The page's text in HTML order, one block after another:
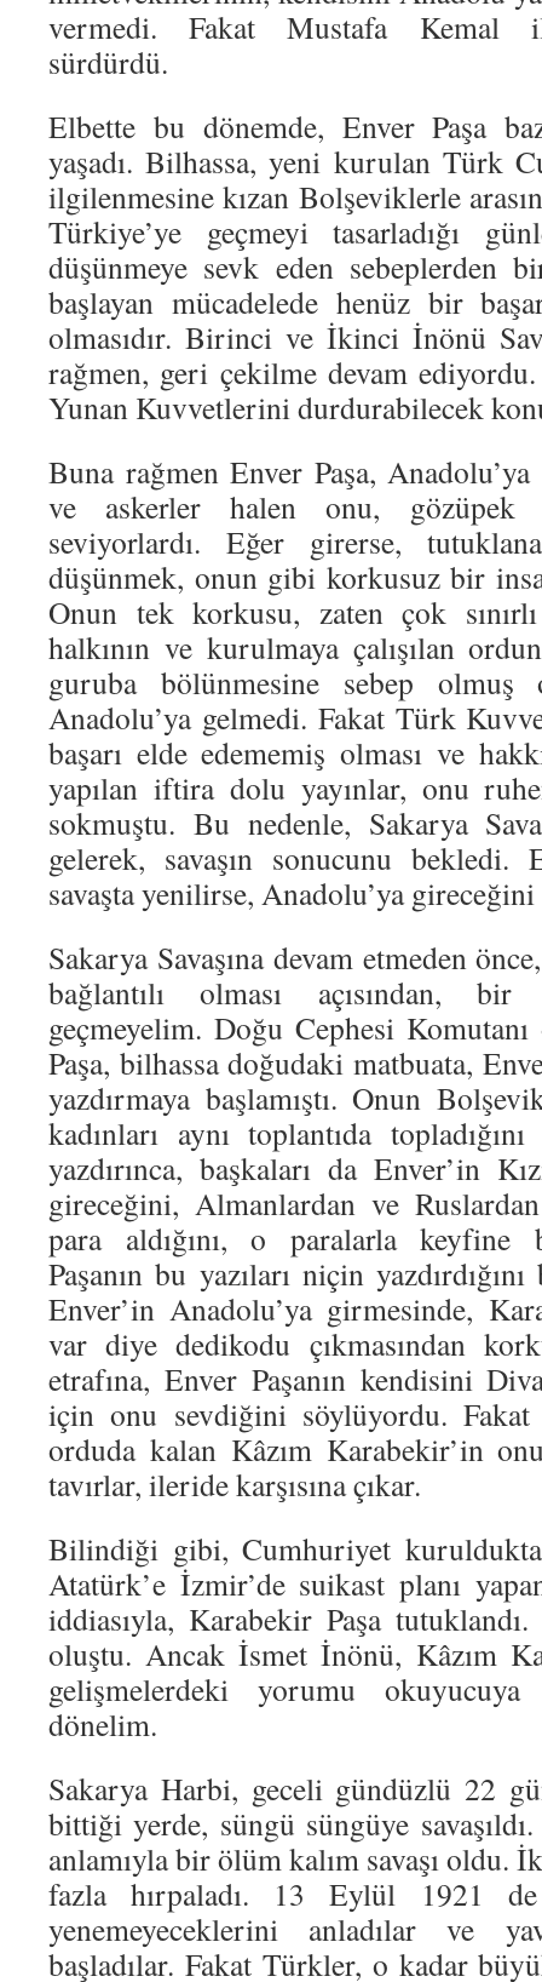
vermedi. Fakat Mustafa Kemal
sürdürdü.
Elbette bu dönemde, Enver Paşa
yaşadı. Bilhassa, yeni kurulan Türk
ilgilenmesine kızan Bolşeviklerle
Türkiye’ye geçmeyi tasarladığı
düşünmeye sevk eden sebeplerden
başlayan mücadelede henüz bir
olmasıdır. Birinci ve İkinci İnönü
rağmen, geri çekilme devam
Yunan Kuvvetlerini durdurabilecek
Buna rağmen Enver Paşa,
ve askerler halen onu,
seviyorlardı. Eğer girerse,
düşünmek, onun gibi korkusuz bir
Onun tek korkusu, zaten çok
halkının ve kurulmaya çalışılan
guruba bölünmesine sebep olmuş
Anadolu’ya gelmedi. Fakat Türk
başarı elde edememiş olması ve
yapılan iftira dolu yayınlar, onu
sokmuştu. Bu nedenle, Sakarya
gelerek, savaşın sonucunu
savaşta yenilirse, Anadolu’ya gireceğini
Sakarya Savaşına devam etmeden
bağlantılı olması açısından, bir
geçmeyelim. Doğu Cephesi
Paşa, bilhassa doğudaki matbuata,
yazdırmaya başlamıştı. Onun
kadınları aynı toplantıda
yazdırınca, başkaları da Enver’in
gireceğini, Almanlardan ve
para aldığını, o paralarla keyfine
Paşanın bu yazıları niçin
Enver’in Anadolu’ya girmesinde,
var diye dedikodu çıkmasından
etrafına, Enver Paşanın kendisini
için onu sevdiğini söylüyordu. Fakat
orduda kalan Kâzım Karabekir’in
tavırlar, ileride karşısına çıkar.
Bilindiği gibi, Cumhuriyet
Atatürk’e İzmir’de suikast planı
iddiasıyla, Karabekir Paşa
oluştu. Ancak İsmet İnönü, Kâzım
gelişmelerdeki yorumu okuyucuya
dönelim.
Sakarya Harbi, geceli gündüzlü 22
bittiği yerde, süngü süngüye
anlamıyla bir ölüm kalım savaşı
fazla hırpaladı. 13 Eylül 1921 de
yenemeyeceklerini anladılar ve
başladılar. Fakat Türkler, o kadar